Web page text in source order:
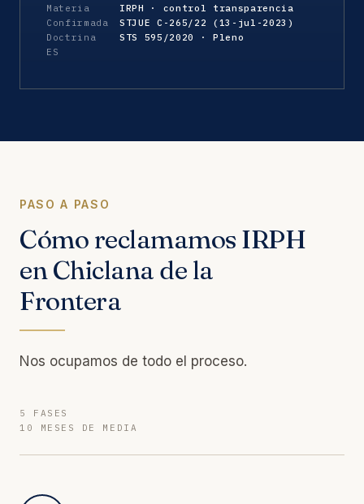
Materia
IRPH · control transparencia
Confirmada
STJUE C-265/22 (13-jul-2023)
Doctrina
ES
STS 595/2020 · Pleno
PASO A PASO
Cómo reclamamos IRPH
en Chiclana de la
Frontera
Nos ocupamos de todo el proceso.
5 FASES
10 MESES DE MEDIA